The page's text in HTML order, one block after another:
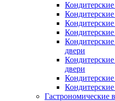
двери
двери